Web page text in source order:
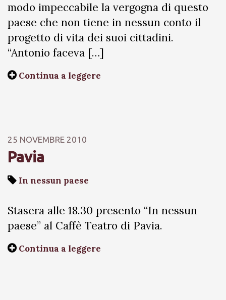
modo impeccabile la vergogna di questo
paese che non tiene in nessun conto il
progetto di vita dei suoi cittadini.
“Antonio faceva […]
Continua a leggere
25 NOVEMBRE 2010
Pavia
In nessun paese
Stasera alle 18.30 presento “In nessun
paese” al Caffè Teatro di Pavia.
Continua a leggere